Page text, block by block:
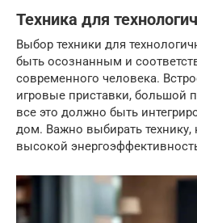
Техника для
Выбор техники для
быть осознанным и
современного человека.
игровые приставки, большой
все это должно быть
дом. Важно выбирать технику,
высокой